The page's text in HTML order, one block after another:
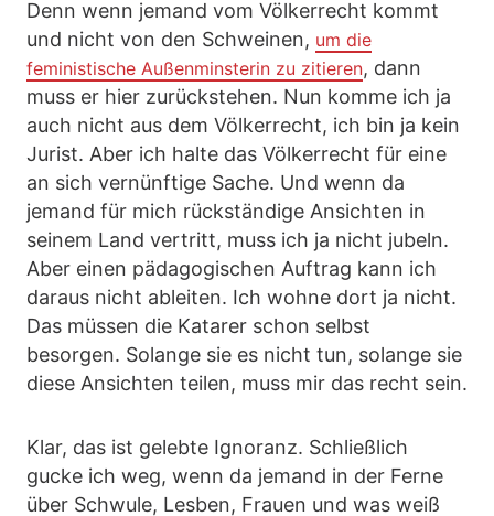
Denn wenn jemand vom Völkerrecht kommt
und nicht von den Schweinen, um die
feministische Außenminsterin zu zitieren, dann
muss er hier zurückstehen. Nun komme ich ja
auch nicht aus dem Völkerrecht, ich bin ja kein
Jurist. Aber ich halte das Völkerrecht für eine
an sich vernünftige Sache. Und wenn da
jemand für mich rückständige Ansichten in
seinem Land vertritt, muss ich ja nicht jubeln.
Aber einen pädagogischen Auftrag kann ich
daraus nicht ableiten. Ich wohne dort ja nicht.
Das müssen die Katarer schon selbst
besorgen. Solange sie es nicht tun, solange sie
diese Ansichten teilen, muss mir das recht sein.
Klar, das ist gelebte Ignoranz. Schließlich
gucke ich weg, wenn da jemand in der Ferne
über Schwule, Lesben, Frauen und was weiß